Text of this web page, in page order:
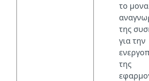
το
της
για την
της